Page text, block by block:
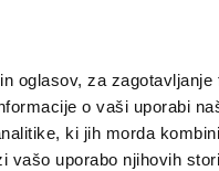
oglasov, za
o vaši uporabi
ki jih morda
uporabo njihovih
GORIŠKA KULTURA